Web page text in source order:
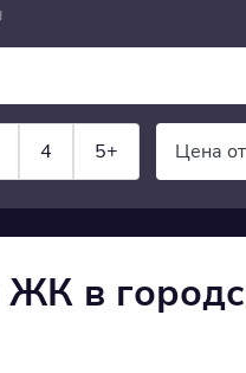
4 5+ Цена от
в